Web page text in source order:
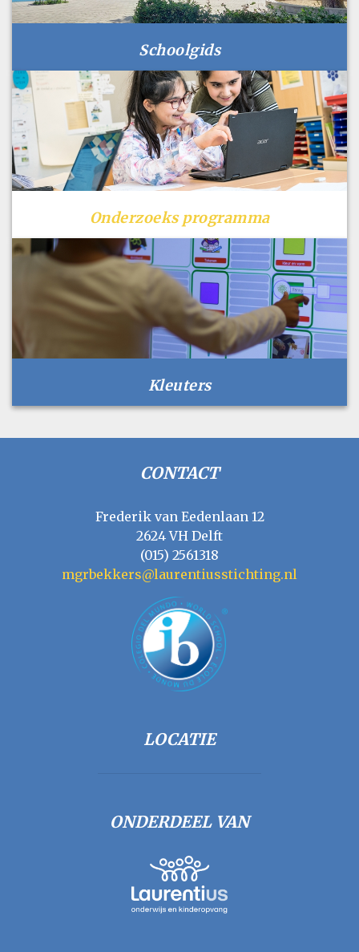
Schoolgids
Onderzoeks programma
Kleuters
CONTACT
Frederik van Eedenlaan 12
2624 VH Delft
(015) 2561318
mgrbekkers@laurentiusstichting.nl
LOCATIE
ONDERDEEL VAN